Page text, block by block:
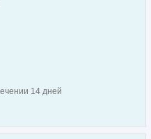
14 дней